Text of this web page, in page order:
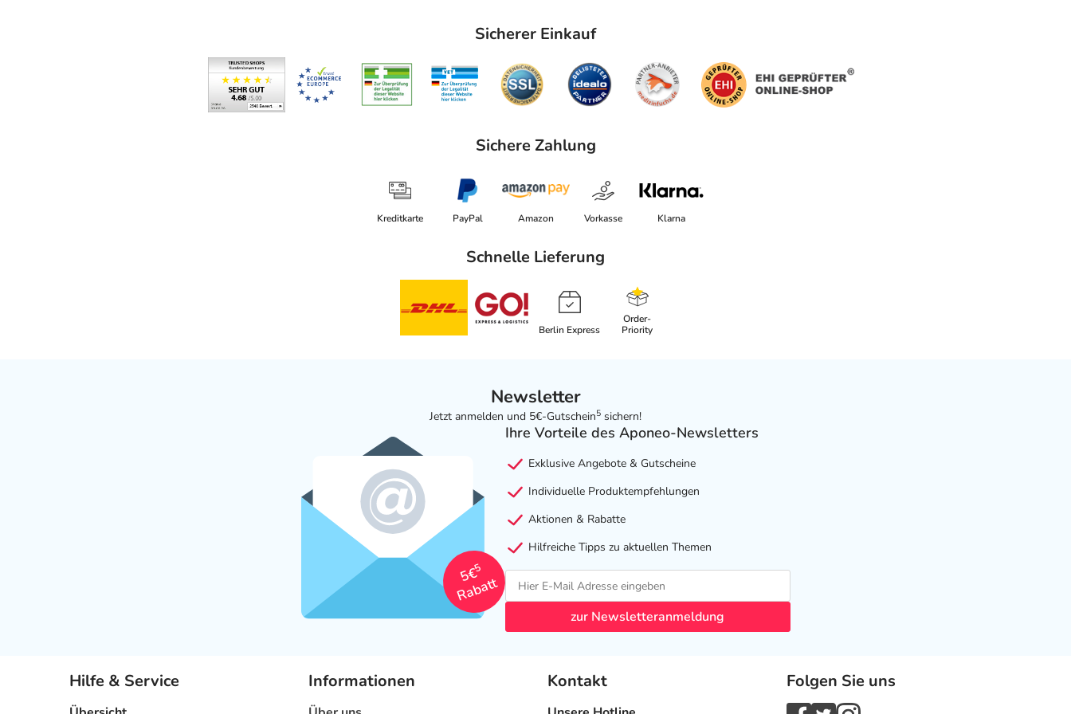
Sicherer Einkauf
Sichere Zahlung
Kreditkarte PayPal Amazon Vorkasse Klarna
Schnelle Lieferung
Berlin Express
Order-
Priority
Newsletter
Jetzt anmelden und 5€-Gutschein5 sichern!
5€
5
Rabatt
Ihre Vorteile des Aponeo-Newsletters
Exklusive Angebote & Gutscheine
Individuelle Produktempfehlungen
Aktionen & Rabatte
Hilfreiche Tipps zu aktuellen Themen
zur Newsletteranmeldung
Hilfe & Service Informationen Kontakt Folgen Sie uns